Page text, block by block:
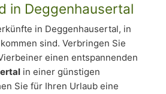
in Deggenhausertal
in Deggenhausertal, in
sind. Verbringen Sie
einen entspannenden
in einer günstigen
Sie für Ihren Urlaub eine